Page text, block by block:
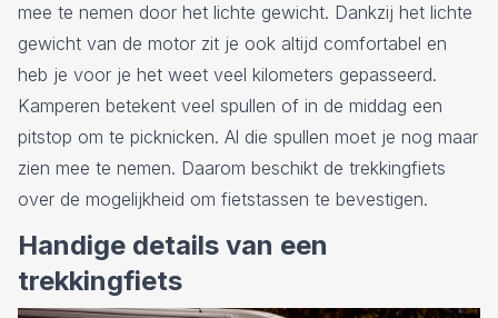
mee te nemen door het lichte gewicht. Dankzij het lichte
gewicht van de motor zit je ook altijd comfortabel en
heb je voor je het weet veel kilometers gepasseerd.
Kamperen betekent veel spullen of in de middag een
pitstop om te picknicken. Al die spullen moet je nog maar
zien mee te nemen. Daarom beschikt de trekkingfiets
over de mogelijkheid om fietstassen te bevestigen.
Handige details van een
trekkingfiets